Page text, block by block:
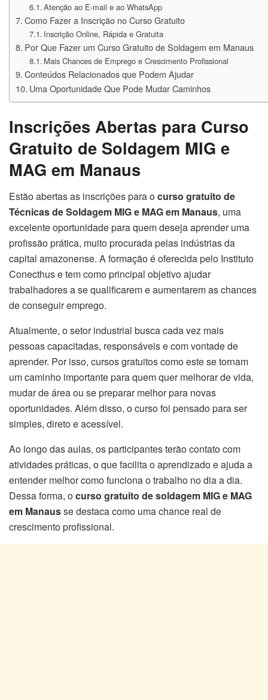
Atenção ao E-mail e ao WhatsApp
Como Fazer a Inscrição no Curso Gratuito
Inscrição Online, Rápida e Gratuita
Por Que Fazer um Curso Gratuito de Soldagem em Manaus
Mais Chances de Emprego e Crescimento Profissional
Conteúdos Relacionados que Podem Ajudar
Uma Oportunidade Que Pode Mudar Caminhos
Inscrições Abertas para Curso
Gratuito de Soldagem MIG e
MAG em Manaus
Estão abertas as inscrições para ocurso gratuito de
Técnicas de Soldagem MIG e MAG em Manaus, uma
excelente oportunidade para quem deseja aprender uma
profissão prática, muito procurada pelas indústrias da
capital amazonense. A formação é oferecida pelo Instituto
Conecthus e tem como principal objetivo ajudar
trabalhadores a se qualificarem e aumentarem as chances
de conseguir emprego.
Atualmente, o setor industrial busca cada vez mais
pessoas capacitadas, responsáveis e com vontade de
aprender. Por isso, cursos gratuitos como este se tornam
um caminho importante para quem quer melhorar de vida,
mudar de área ou se preparar melhor para novas
oportunidades. Além disso, o curso foi pensado para ser
simples, direto e acessível.
Ao longo das aulas, os participantes terão contato com
atividades práticas, o que facilita o aprendizado e ajuda a
entender melhor como funciona o trabalho no dia a dia.
Dessa forma, ocurso gratuito de soldagem MIG e MAG
em Manausse destaca como uma chance real de
crescimento profissional.